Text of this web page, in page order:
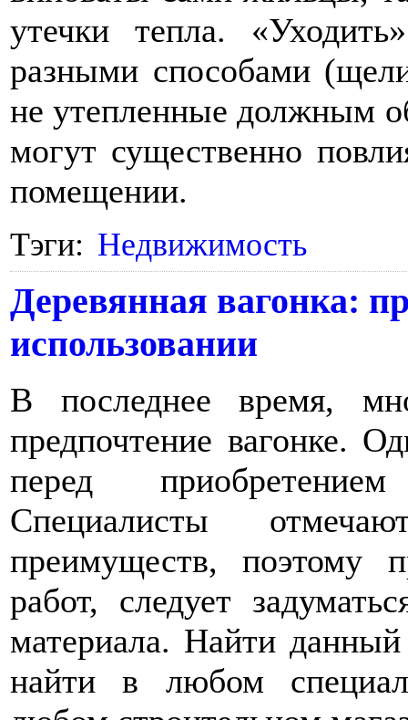
утечки тепла.
разными способами
не утепленные должным
могут существенно
помещении.
Тэги: Недвижимость
Деревянная вагонка:
использовании
В последнее время,
предпочтение вагонке.
перед
Специалисты
преимуществ, поэтому
работ, следует
материала. Найти
найти в любом